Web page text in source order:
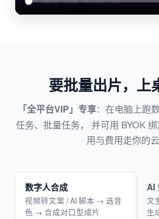
要批量出片，上
「全平台VIP」专享：在电脑上跑
任务、批量任务， 并可用 BYOK
用与费用走你的云
数字人合成
视频转文案 / AI 脚本 → 选音
色 → 合成对口型成片
AI
文
生